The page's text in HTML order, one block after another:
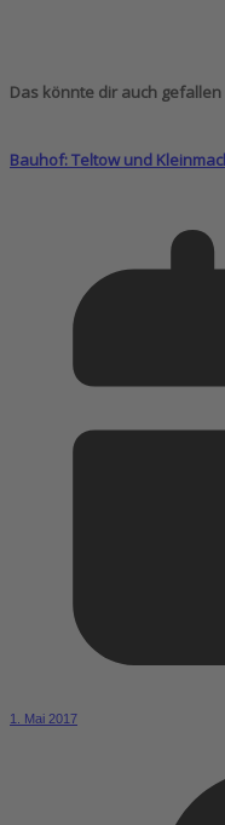
Das könnte dir auch gefallen
Bauhof: Teltow und
1. Mai 2017